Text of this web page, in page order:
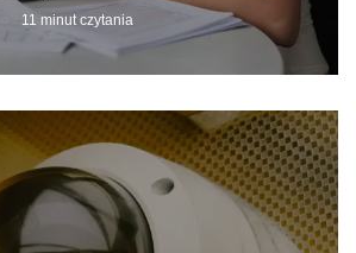
11 minut czytania